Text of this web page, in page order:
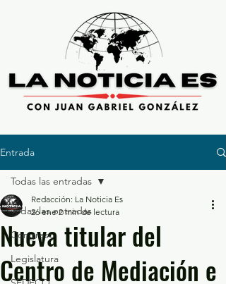
Entrada
Todas las entradas
Congreso
Legislatura
Todas las entradas
Nueva titular del
Centro de Mediación e
Redacción: La Noticia Es
26 ene 2 min de lectura